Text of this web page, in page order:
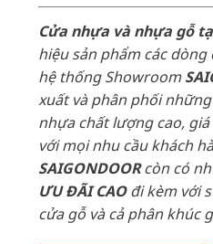
Cửa nhựa và nhựa gỗ
hiệu sản phẩm các
hệ thống Showroom
xuất và phân phối
nhựa chất lượng cao,
với mọi nhu cầu khách
SAIGONDOORcòn có
ƯU ĐÃI CAOđi kèm với
cửa gỗ và cả phân khúc